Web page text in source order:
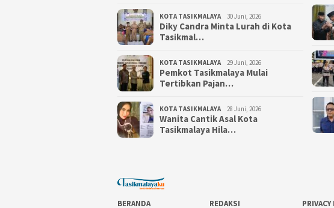
KOTA TASIKMALAYA 30 Juni, 2026
Diky Candra Minta Lurah di Kota
Tasikmal…
KOTA TASIKMALAYA 29 Juni, 2026
Pemkot Tasikmalaya Mulai
Tertibkan Pajan…
KOTA TASIKMALAYA 28 Juni, 2026
Wanita Cantik Asal Kota
Tasikmalaya Hila…
BERANDA REDAKSI